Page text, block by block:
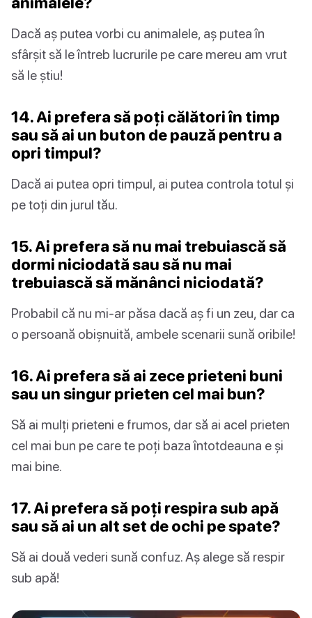
Dacă aș putea vorbi cu animalele, aș putea în
sfârșit să le întreb lucrurile pe care mereu am vrut
să le știu!
14. Ai prefera să poți călători în timp
sau să ai un buton de pauză pentru a
opri timpul?
Dacă ai putea opri timpul, ai putea controla totul și
pe toți din jurul tău.
15. Ai prefera să nu mai trebuiască să
dormi niciodată sau să nu mai
trebuiască să mănânci niciodată?
Probabil că nu mi-ar păsa dacă aș fi un zeu, dar ca
o persoană obișnuită, ambele scenarii sună oribile!
16. Ai prefera să ai zece prieteni buni
sau un singur prieten cel mai bun?
Să ai mulți prieteni e frumos, dar să ai acel prieten
cel mai bun pe care te poți baza întotdeauna e și
mai bine.
17. Ai prefera să poți respira sub apă
sau să ai un alt set de ochi pe spate?
Să ai două vederi sună confuz. Aș alege să respir
sub apă!